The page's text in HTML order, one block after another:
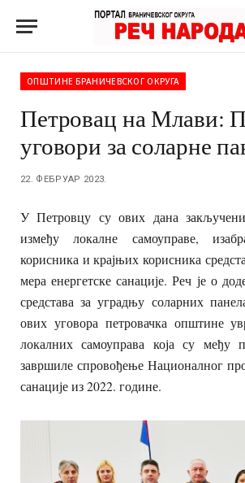
ОПШТИНЕ БРАНИЧЕВСКОГ ОКРУГА
Петровац на Млави:
уговори за соларне
22. ФЕБРУАР 2023.
У Петровцу су ових дана
између локалне самоуправе,
корисника и крајњих корисника
мера енергетске санације. Реч је о
средстава за уградњу соларних
ових уговора петровачка општине
локалних самоуправа која су међу
завршиле спровођење Националног
санације из 2022. године.